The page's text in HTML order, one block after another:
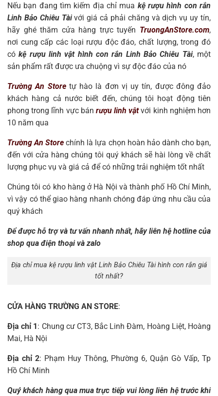
Nếu bạn đang tìm kiếm địa chỉ mua kệ rượu hình con rắn
Linh Bảo Chiêu Tàivới giá cả phải chăng và dịch vụ uy tín,
hãy ghé thăm cửa hàng trực tuyến TruongAnStore.com,
nơi cung cấp các loại rượu độc đáo, chất lượng, trong đó
cókệ rượu linh vật hình con rắn Linh Bảo Chiêu Tài, một
sản phẩm rất được ưa chuộng vì sự độc đáo của nó
Trường An Storetự hào là đơn vị uy tín, được đông đảo
khách hàng cả nước biết đến, chúng tôi hoạt động tiên
phong trong lĩnh vực bán rượu linh vật với kinh nghiệm hơn
10 năm qua
Trường An Store chính là lựa chọn hoàn hảo dành cho bạn,
đến với cửa hàng chúng tôi quý khách sẽ hài lòng về chất
lượng phục vụ và giá cả để có những trải nghiệm tốt nhất
Chúng tôi có kho hàng ở Hà Nội và thành phố Hồ Chí Minh,
vì vậy có thể giao hàng nhanh chóng đáp ứng nhu cầu của
quý khách
Để được hỗ trợ và tư vấn nhanh nhất, hãy liên hệ hotline của
shop qua điện thoại và zalo
Địa chỉ mua kệ rượu linh vật Linh Bảo Chiêu Tài hình con rắn giá
tốt nhất?
CỬA HÀNG TRƯỜNG AN STORE:
Địa chỉ 1: Chung cư CT3, Bắc Linh Đàm, Hoàng Liệt, Hoàng
Mai, Hà Nội
Địa chỉ 2: Phạm Huy Thông, Phường 6, Quận Gò Vấp, Tp
Hồ Chí Minh
Quý khách hàng qua mua trực tiếp vui lòng liên hệ trước khi